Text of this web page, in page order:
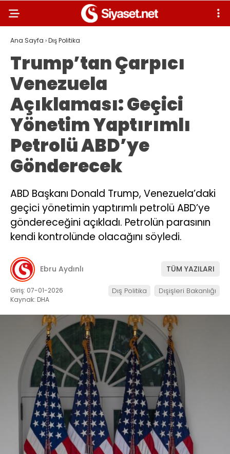
Ana Sayfa ›Dış Politika
Trump’tan Çarpıcı
Venezuela
Açıklaması: Geçici
Yönetim Yaptırımlı
Petrolü ABD’ye
Gönderecek
ABD Başkanı Donald Trump, Venezuela’daki
geçici yönetimin yaptırımlı petrolü ABD’ye
göndereceğini açıkladı. Petrolün parasının
kendi kontrolünde olacağını söyledi.
Ebru Aydınlı TÜM YAZILARI
Giriş: 07-01-2026
Kaynak: DHA
Dış Politika Dışişleri Bakanlığı